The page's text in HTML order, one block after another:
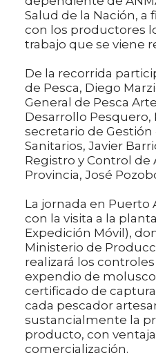
Salud de la Nación,
con los productores
trabajo que se viene
De la recorrida
de Pesca, Diego
General de Pesca
Desarrollo Pesquero,
secretario de Gestión
Sanitarios, Javier
Registro y Control de
Provincia, José
La jornada en Puerto
con la visita a la
Expedición Móvil),
Ministerio de
realizará los
expendio de
certificado de
cada pescador
sustancialmente la
producto, con
comercialización.